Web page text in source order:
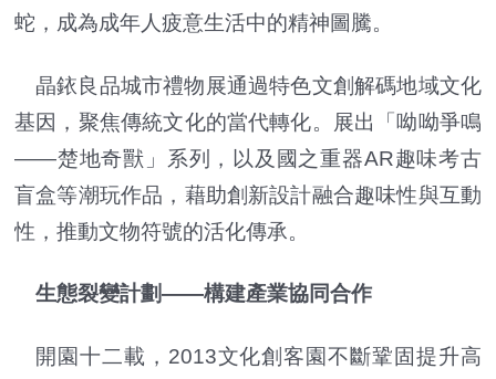
蛇，成為成年人疲意生活中的精神圖騰。
晶銥良品城市禮物展通過特色文創解碼地域文化
基因，聚焦傳統文化的當代轉化。展出「呦呦爭鳴
——楚地奇獸」系列，以及國之重器AR趣味考古
盲盒等潮玩作品，藉助創新設計融合趣味性與互動
性，推動文物符號的活化傳承。
生態裂變計劃——構建產業協同合作
開園十二載，2013文化創客園不斷鞏固提升高